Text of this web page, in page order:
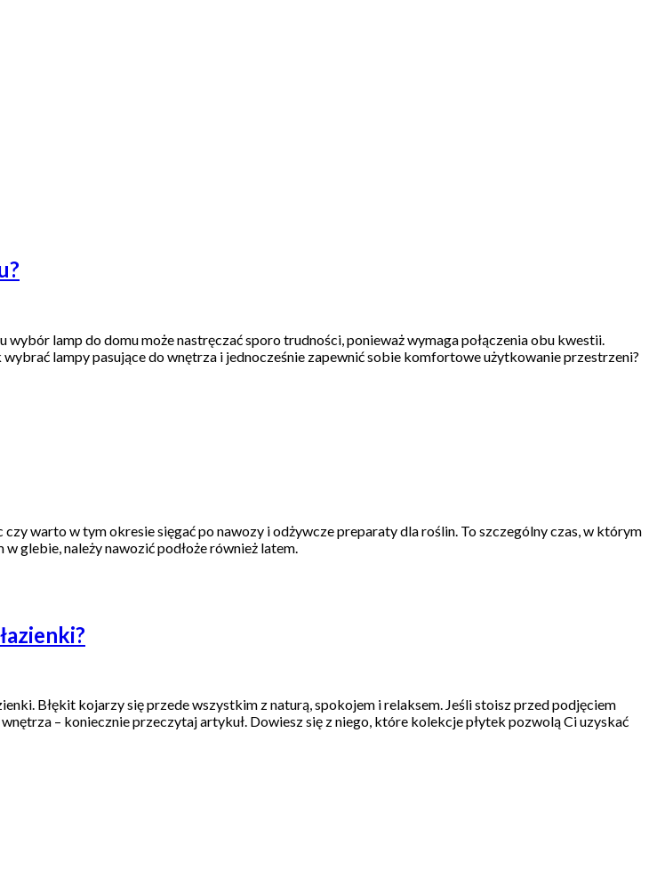
lamp do domu może nastręczać sporo trudności, ponieważ wymaga połączenia obu kwestii.
lampy pasujące do wnętrza i jednocześnie zapewnić sobie komfortowe użytkowanie przestrzeni?
warto w tym okresie sięgać po nawozy i odżywcze preparaty dla roślin. To szczególny czas, w którym
glebie, należy nawozić podłoże również latem.
Błękit kojarzy się przede wszystkim z naturą, spokojem i relaksem. Jeśli stoisz przed podjęciem
– koniecznie przeczytaj artykuł. Dowiesz się z niego, które kolekcje płytek pozwolą Ci uzyskać